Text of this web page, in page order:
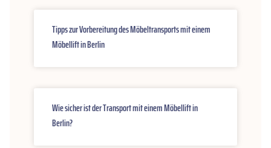
Tipps zur Vorbereitung des Möbeltransports mit einem
Möbellift in Berlin
Wie sicher ist der Transport mit einem Möbellift in
Berlin?